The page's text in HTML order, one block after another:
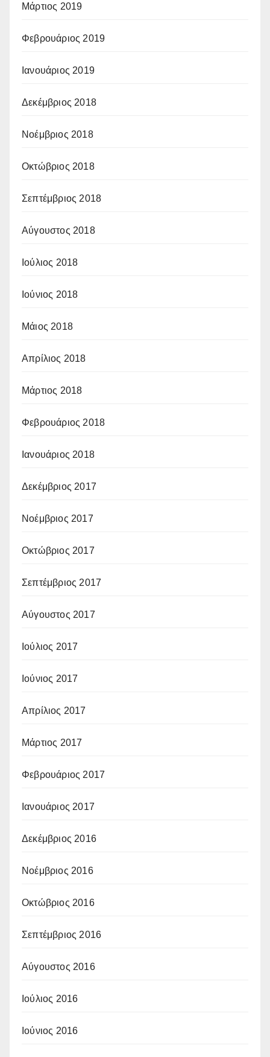
Μάρτιος 2019
Φεβρουάριος 2019
Ιανουάριος 2019
Δεκέμβριος 2018
Νοέμβριος 2018
Οκτώβριος 2018
Σεπτέμβριος 2018
Αύγουστος 2018
Ιούλιος 2018
Ιούνιος 2018
Μάιος 2018
Απρίλιος 2018
Μάρτιος 2018
Φεβρουάριος 2018
Ιανουάριος 2018
Δεκέμβριος 2017
Νοέμβριος 2017
Οκτώβριος 2017
Σεπτέμβριος 2017
Αύγουστος 2017
Ιούλιος 2017
Ιούνιος 2017
Απρίλιος 2017
Μάρτιος 2017
Φεβρουάριος 2017
Ιανουάριος 2017
Δεκέμβριος 2016
Νοέμβριος 2016
Οκτώβριος 2016
Σεπτέμβριος 2016
Αύγουστος 2016
Ιούλιος 2016
Ιούνιος 2016